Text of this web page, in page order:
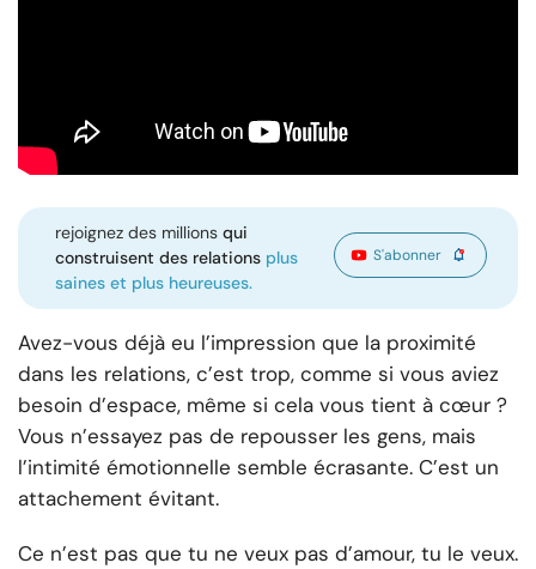
rejoignez des millions qui
construisent des relations plus
saines et plus heureuses.
S'abonner
Avez-vous déjà eu l’impression que la proximité
dans les relations, c’est trop, comme si vous aviez
besoin d’espace, même si cela vous tient à cœur ?
Vous n’essayez pas de repousser les gens, mais
l’intimité émotionnelle semble écrasante. C’est un
attachement évitant.
Ce n’est pas que tu ne veux pas d’amour, tu le veux.